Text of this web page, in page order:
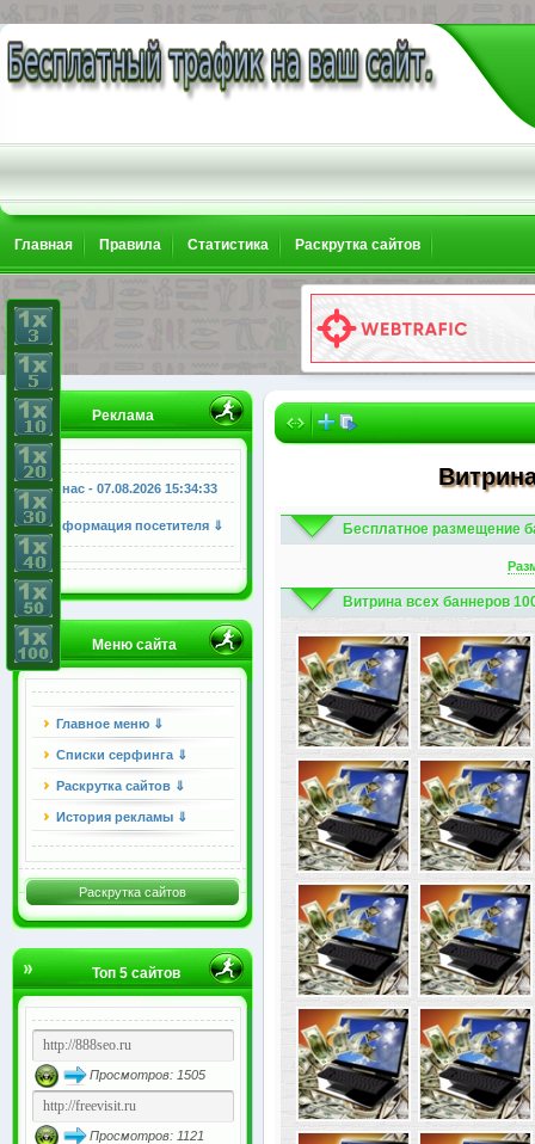
Главная Правила Статистика Раскрутка сайтов
Реклама
У нас - 07.08.2026 15:34:34
Информация посетителя ⇓
Меню сайта
Главное меню ⇓
Списки серфинга ⇓
Раскрутка сайтов ⇓
История рекламы ⇓
Раскрутка сайтов
Топ 5 сайтов
Просмотров: 1505
Просмотров: 1121
Бесплатное размещение
Витрина всех баннеров